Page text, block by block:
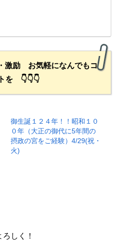
激励 お気軽になんでもコ
を 👇👇👇
御生誕１２４年！！昭和１０
０年（大正の御代に5年間の
摂政の宮をご経験）4/29(祝・
火)
しく！